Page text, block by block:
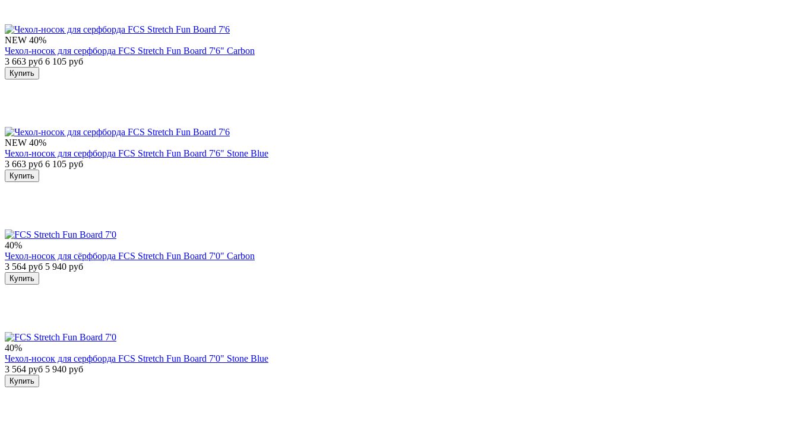
NEW 40%
Чехол-носок для серфборда FCS Stretch Fun Board 7'6" Carbon
3 663 руб 6 105 руб
Купить
NEW 40%
Чехол-носок для серфборда FCS Stretch Fun Board 7'6" Stone Blue
3 663 руб 6 105 руб
Купить
40%
Чехол-носок для сёрфборда FCS Stretch Fun Board 7'0" Carbon
3 564 руб 5 940 руб
Купить
40%
Чехол-носок для серфборда FCS Stretch Fun Board 7'0" Stone Blue
3 564 руб 5 940 руб
Купить